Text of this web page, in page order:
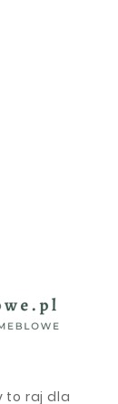
to raj dla